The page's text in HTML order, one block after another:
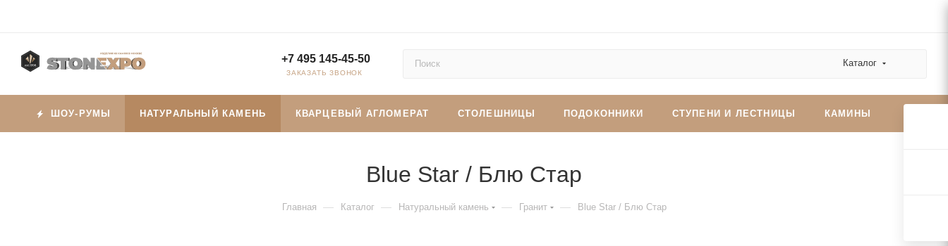
+7 495 145-45-50
ЗАКАЗАТЬ ЗВОНОК
Каталог
ШОУ-РУМЫ НАТУРАЛЬНЫЙ КАМЕНЬ КВАРЦЕВЫЙ АГЛОМЕРАТ СТОЛЕШНИЦЫ ПОДОКОННИКИ СТУПЕНИ И ЛЕСТНИЦЫ КАМИНЫ
Blue Star / Блю Стар
Главная — Каталог — Натуральный камень — Гранит — Blue Star / Блю Стар